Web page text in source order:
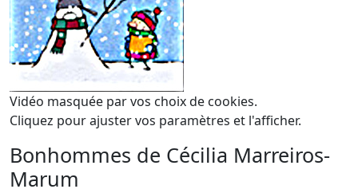
Vidéo masquée par vos choix de cookies.
Cliquez pour ajuster vos paramètres et l'afficher.
Bonhommes de Cécilia Marreiros-
Marum